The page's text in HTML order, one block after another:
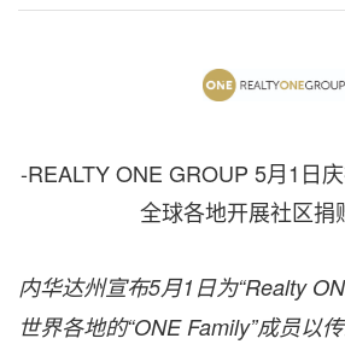
-REALTY ONE GROUP 5月1日
全球各地开展社区捐
内华达州宣布5月1日为“Realty
世界各地的“ONE Family”成员以